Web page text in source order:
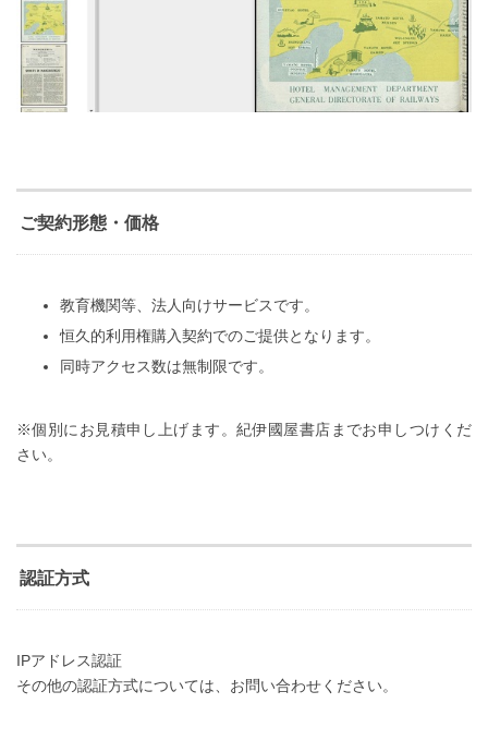
ご契約形態・価格
教育機関等、法人向けサービスです。
恒久的利用権購入契約でのご提供となります。
同時アクセス数は無制限です。
※個別にお見積申し上げます。紀伊國屋書店までお申しつけくだ
さい。
認証方式
IPアドレス認証
その他の認証方式については、お問い合わせください。